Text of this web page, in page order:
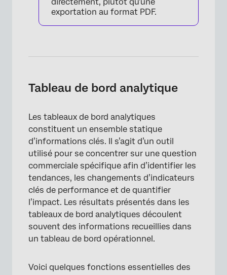
exportation au format PDF.
Tableau de bord analytique
Les tableaux de bord analytiques
constituent un ensemble statique
d’informations clés. Il s’agit d’un outil
utilisé pour se concentrer sur une question
commerciale spécifique afin d’identifier les
tendances, les changements d’indicateurs
clés de performance et de quantifier
l’impact. Les résultats présentés dans les
tableaux de bord analytiques découlent
souvent des informations recueillies dans
un tableau de bord opérationnel.
Voici quelques fonctions essentielles des